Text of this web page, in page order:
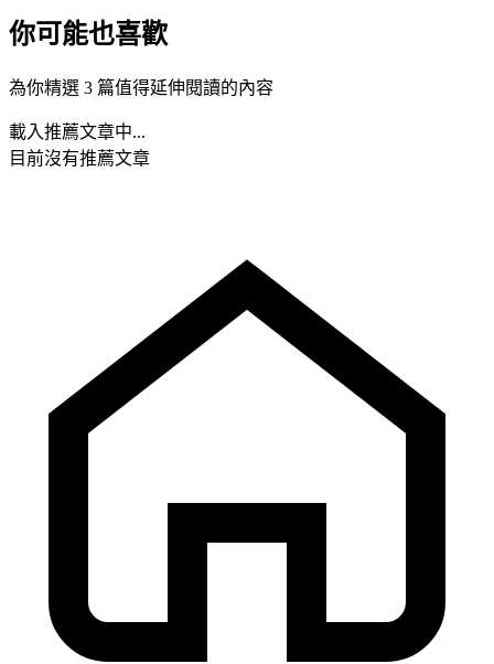
你可能也喜歡
為你精選 3 篇值得延伸閱讀的內容
載入推薦文章中...
目前沒有推薦文章